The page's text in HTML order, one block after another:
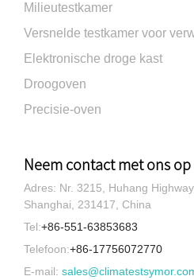
Milieutestkamer
Versnelde testkamer voor
Elektronische droge kast
Droogoven
Precisie-oven
Neem contact met ons op
Adres: Nr. 3215, Huhang
Shanghai, 231417, China
Tel:+86-551-63853683
Telefoon:+86-17756072770
E-mail: